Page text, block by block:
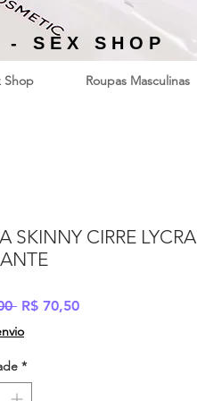
- SEX SHOP
Shop Roupas Masculinas
SKINNY CIRRE LYCRA
Preço
normal
R$ 70,50Preço
*